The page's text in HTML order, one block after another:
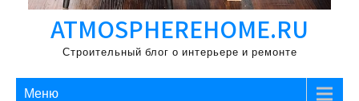
ATMOSPHEREHOME.RU
Строительный блог о интерьере и ремонте
Меню